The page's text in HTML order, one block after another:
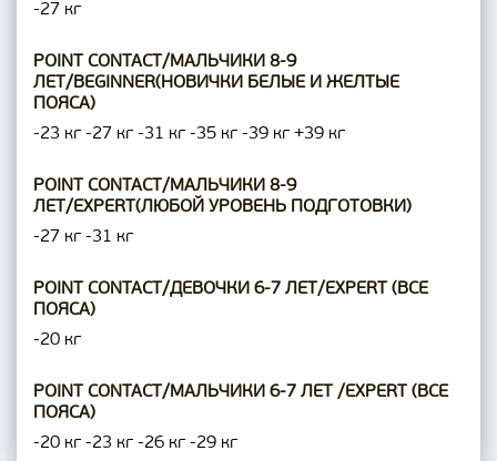
-27 кг
POINT CONTACT/МАЛЬЧИКИ 8-9
ЛЕТ/BEGINNER(НОВИЧКИ БЕЛЫЕ И ЖЕЛТЫЕ
ПОЯСА)
-23 кг -27 кг -31 кг -35 кг -39 кг +39 кг
POINT CONTACT/МАЛЬЧИКИ 8-9
ЛЕТ/EXPERT(ЛЮБОЙ УРОВЕНЬ ПОДГОТОВКИ)
-27 кг -31 кг
POINT CONTACT/ДЕВОЧКИ 6-7 ЛЕТ/EXPERT (ВСЕ
ПОЯСА)
-20 кг
POINT CONTACT/МАЛЬЧИКИ 6-7 ЛЕТ /EXPERT (ВСЕ
ПОЯСА)
-20 кг -23 кг -26 кг -29 кг